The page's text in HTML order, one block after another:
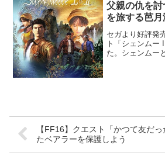
父親の仇を
を旅する芭
セガより好評発
ト「シェンムー
た。シェンムー
【FF16】クエスト「かつて友だ
たベアラーを保護しよう